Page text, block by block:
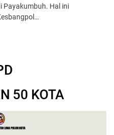
Payakumbuh. Hal ini
50 KOTA